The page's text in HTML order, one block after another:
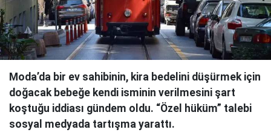
Moda’da bir ev sahibinin, kira bedelini düşürmek için
doğacak bebeğe kendi isminin verilmesini şart
koştuğu iddiası gündem oldu. “Özel hüküm” talebi
sosyal medyada tartışma yarattı.